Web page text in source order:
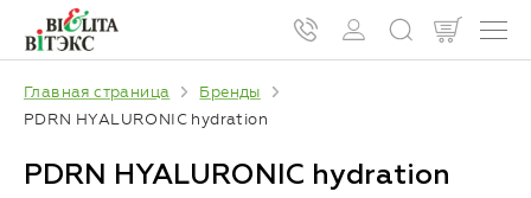
Главная страница
Бренды
PDRN HYALURONIC hydration
PDRN HYALURONIC hydration